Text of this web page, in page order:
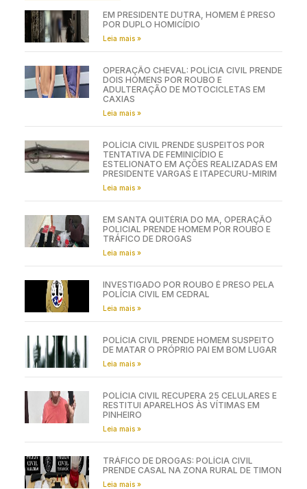
EM PRESIDENTE DUTRA, HOMEM É PRESO
POR DUPLO HOMICÍDIO
Leia mais »
OPERAÇÃO CHEVAL: POLÍCIA CIVIL PRENDE
DOIS HOMENS POR ROUBO E
ADULTERAÇÃO DE MOTOCICLETAS EM
CAXIAS
Leia mais »
POLÍCIA CIVIL PRENDE SUSPEITOS POR
TENTATIVA DE FEMINICÍDIO E
ESTELIONATO EM AÇÕES REALIZADAS EM
PRESIDENTE VARGAS E ITAPECURU-MIRIM
Leia mais »
EM SANTA QUITÉRIA DO MA, OPERAÇÃO
POLICIAL PRENDE HOMEM POR ROUBO E
TRÁFICO DE DROGAS
Leia mais »
INVESTIGADO POR ROUBO É PRESO PELA
POLÍCIA CIVIL EM CEDRAL
Leia mais »
POLÍCIA CIVIL PRENDE HOMEM SUSPEITO
DE MATAR O PRÓPRIO PAI EM BOM LUGAR
Leia mais »
POLÍCIA CIVIL RECUPERA 25 CELULARES E
RESTITUI APARELHOS ÀS VÍTIMAS EM
PINHEIRO
Leia mais »
TRÁFICO DE DROGAS: POLÍCIA CIVIL
PRENDE CASAL NA ZONA RURAL DE TIMON
Leia mais »